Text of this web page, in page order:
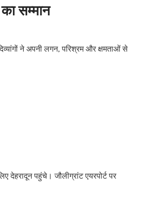
सम्मान
ने अपनी लगन, परिश्रम और क्षमताओं से
देहरादून पहुंचे। जौलीग्रांट एयरपोर्ट पर